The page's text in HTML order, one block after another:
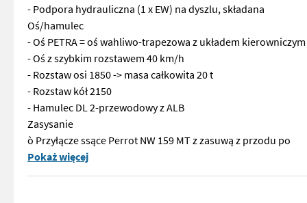
- Podpora hydrauliczna (1 x EW) na dyszlu, składana
Oś/hamulec
- Oś PETRA = oś wahliwo-trapezowa z układem kierowniczym
- Oś z szybkim rozstawem 40 km/h
- Rozstaw osi 1850 -> masa całkowita 20 t
- Rozstaw kół 2150
- Hamulec DL 2-przewodowy z ALB
Zasysanie
ò Przyłącze ssące Perrot NW 159 MT z zasuwą z przodu po
EDV 48322 Zbiornik z pompą MKE 12 500 PT ECO Korpus
Pokaż więcej